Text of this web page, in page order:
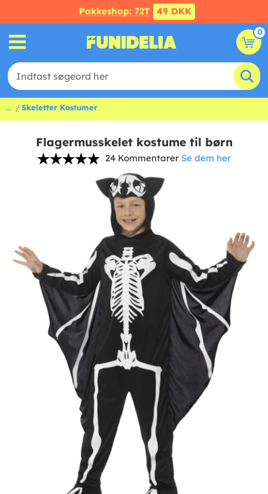
Pakkeshop: 72T 49 DKK
0
... Skeletter Kostumer
Flagermusskelet kostume til børn
24 Kommentarer Se dem her